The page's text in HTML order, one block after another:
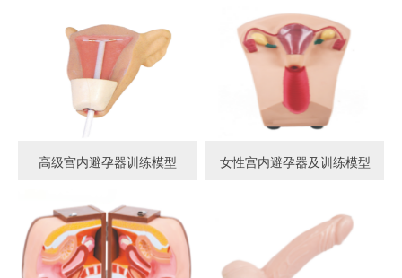
高级宫内避孕器训练模型 女性宫内避孕器及训练模型